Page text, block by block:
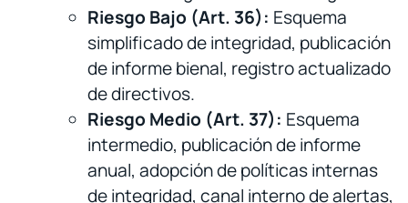
Riesgo Bajo (Art. 36): Esquema
simplificado de integridad, publicación
de informe bienal, registro actualizado
de directivos.
Riesgo Medio (Art. 37): Esquema
intermedio, publicación de informe
anual, adopción de políticas internas
de integridad, canal interno de alertas,